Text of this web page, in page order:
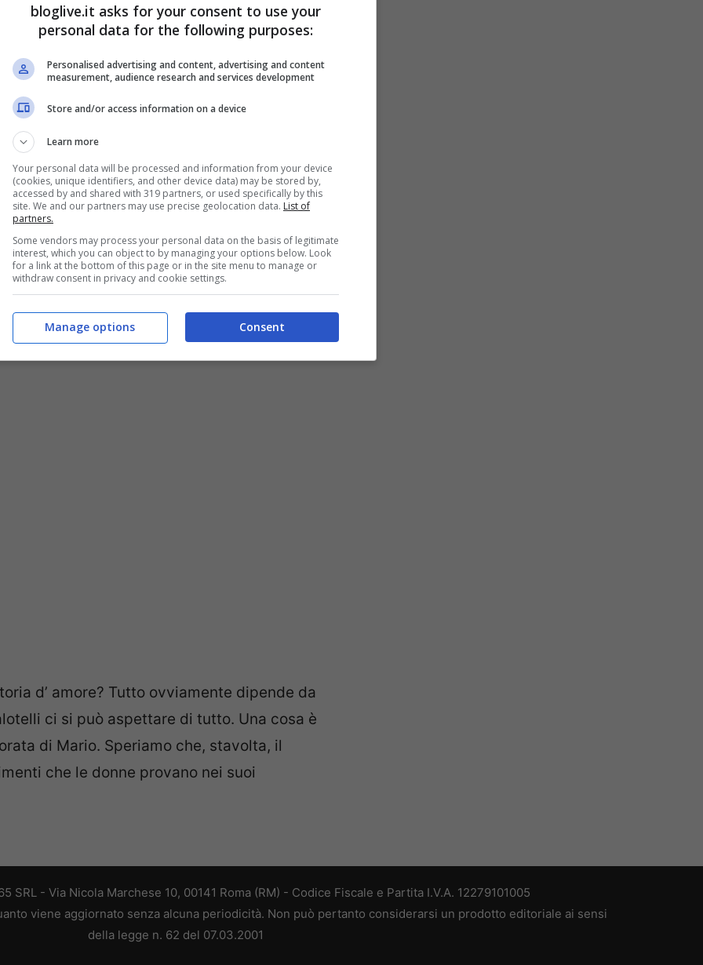
a questa domanda , vista la brevità
Balotelli. Pare che i due vip stiano
sia scoppiato un ‘ amore intenso, tanto
di reggere il confronto con
di aver avuto una forte storia d’amore,
mai confermato la notizia.
d’ amore? Tutto ovviamente dipende da
ci si può aspettare di tutto. Una cosa è
di Mario. Speriamo che, stavolta, il
che le donne provano nei suoi
SRL - Via Nicola Marchese 10, 00141 Roma (RM) - Codice Fiscale e Partita I.V.A. 12279101005
viene aggiornato senza alcuna periodicità. Non può pertanto considerarsi un prodotto editoriale ai sensi
della legge n. 62 del 07.03.2001
bloglive.it asks for your consent to use your
personal data for the following purposes:
Personalised advertising and content, advertising and content
measurement, audience research and services development
Store and/or access information on a device
Learn more
Your personal data will be processed and information from your device
(cookies, unique identifiers, and other device data) may be stored by,
accessed by and shared with 319 partners, or used specifically by this
site. We and our partners may use precise geolocation data. List of
partners.
Some vendors may process your personal data on the basis of legitimate
interest, which you can object to by managing your options below. Look
for a link at the bottom of this page or in the site menu to manage or
withdraw consent in privacy and cookie settings.
Consent
Manage options